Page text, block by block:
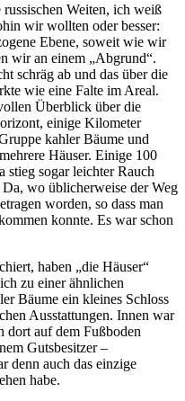
Weiten, ich weiß
wir wollten oder besser:
Ebene, soweit wie wir
wir an einem
Abgrund .
schräg ab und das über die
wie eine Falte im Areal.
Überblick über die
einige Kilometer
kahler Bäume und
Häuser. Einige 100
stieg sogar leichter Rauch
wo üblicherweise der Weg
worden, so dass man
konnte. Es war schon
haben
die Häuser
zu einer ähnlichen
Bäume ein kleines Schloss
Ausstattungen. Innen war
dort auf dem Fußboden
Gutsbesitzer ‒
denn auch das einzige
habe.